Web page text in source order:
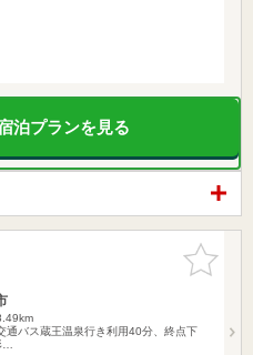
泊プランを見る
お気に入
りに追加
通バス蔵王温泉行き利用40分、終点下